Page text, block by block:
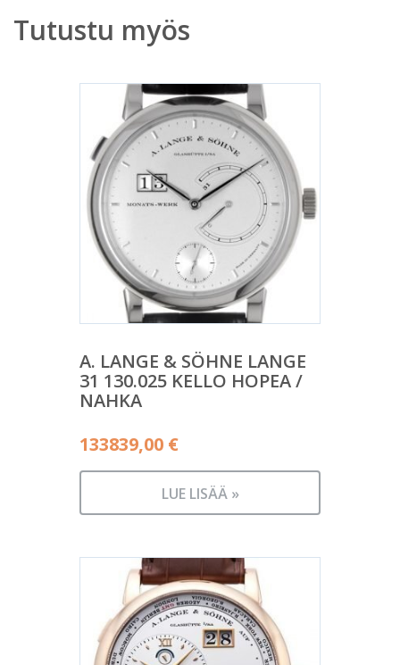
Tutustu myös
A. LANGE & SÖHNE LANGE
31 130.025 KELLO HOPEA /
NAHKA
133839,00 €
LUE LISÄÄ »